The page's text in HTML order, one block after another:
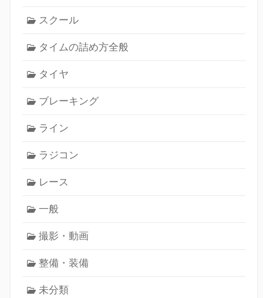
スクール
タイムの詰め方全般
タイヤ
ブレーキング
ライン
ラジコン
レース
一般
撮影・動画
整備・装備
未分類